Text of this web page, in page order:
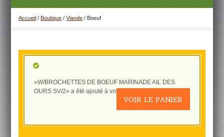
Accueil / Boutique /Viande / Boeuf
«W/BROCHETTES DE BOEUF MARINADE AIL DES
OURS SV/2» a été ajouté à votre panier.
VOIR LE PANIER